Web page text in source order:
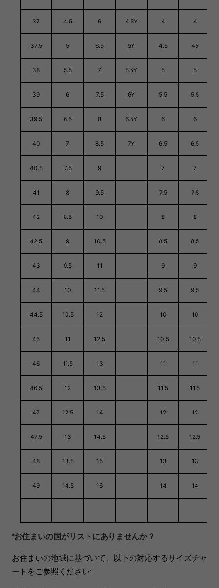
37 4.5 6 4.5Y 4 4
37.5 5 6.5 5Y 4.5 45
38 5.5 7 5.5Y 5 5
39 6 7.5 6Y 5.5 5.5
39.5 6.5 8 6.5Y 6 6
40 7 8.5 7Y 6.5 6.5
40.5 7.5 9 7 7
41 8 9.5 7.5 7.5
42 8.5 10 8 8
42.5 9 10.5 8.5 8.5
43 9.5 11 9 9
44 10 11.5 9.5 9.5
44.5 10.5 12 10 10
45 11 12.5 10.5 10.5
46 11.5 13 11 11
46.5 12 13.5 11.5 11.5
47 12.5 14 12 12
47.5 13 14.5 12.5 12.5
48 13.5 15 13 13
49 14.5 16 14 14
*お住まいの国がリストにありませんか？
お住まいの地域に基づいて、以下の対応するサイズチャ
ートをご参照ください: